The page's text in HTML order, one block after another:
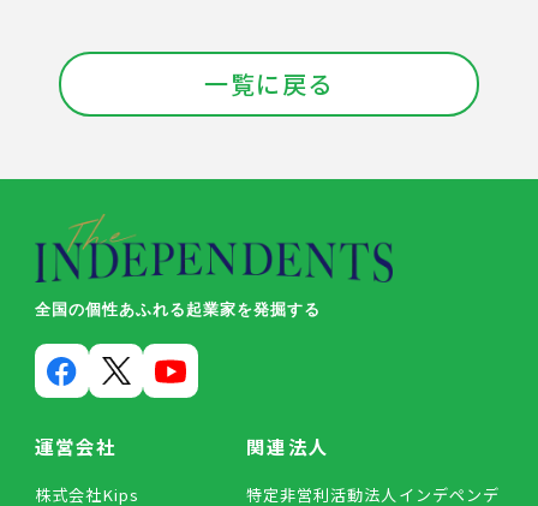
一覧に戻る
全国の個性あふれる起業家を発掘する
運営会社
株式会社Kips
関連法人
特定非営利活動法人インデペンデ